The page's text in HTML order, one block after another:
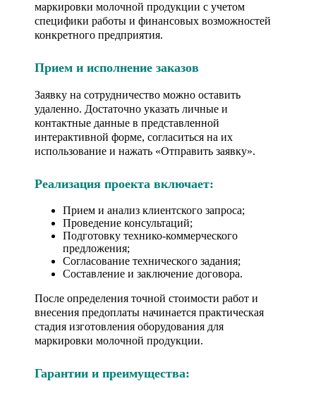
маркировки молочной продукции с учетом
специфики работы и финансовых возможностей
конкретного предприятия.
Прием и исполнение заказов
Заявку на сотрудничество можно оставить
удаленно. Достаточно указать личные и
контактные данные в представленной
интерактивной форме, согласиться на их
использование и нажать «Отправить заявку».
Реализация проекта включает:
Прием и анализ клиентского запроса;
Проведение консультаций;
Подготовку технико-коммерческого
предложения;
Согласование технического задания;
Составление и заключение договора.
После определения точной стоимости работ и
внесения предоплаты начинается практическая
стадия изготовления оборудования для
маркировки молочной продукции.
Гарантии и преимущества: